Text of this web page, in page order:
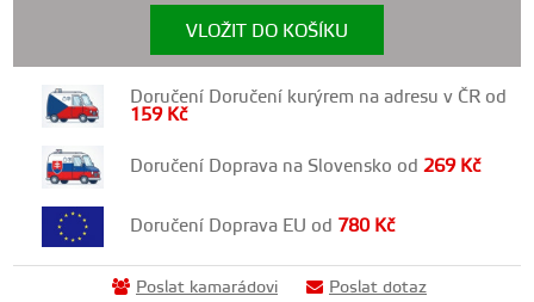
VLOŽIT DO KOŠÍKU
Doručení Doručení kurýrem na adresu v ČR od
159 Kč
Doručení Doprava na Slovensko od269 Kč
Doručení Doprava EU od 780 Kč
Poslat kamarádovi Poslat dotaz